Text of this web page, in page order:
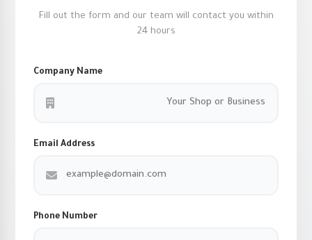
Fill out the form and our team will contact you within
24 hours
Company Name
Email Address
Phone Number